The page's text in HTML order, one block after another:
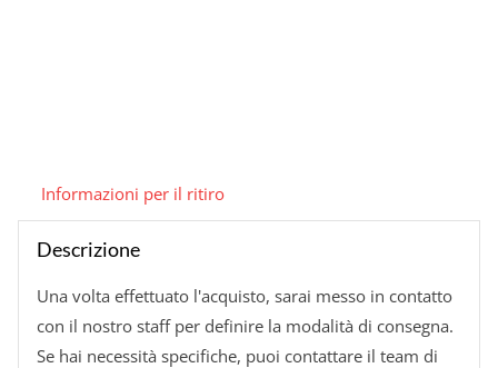
Informazioni per il ritiro
Descrizione
Una volta effettuato l'acquisto, sarai messo in contatto
con il nostro staff per definire la modalità di consegna.
Se hai necessità specifiche, puoi contattare il team di